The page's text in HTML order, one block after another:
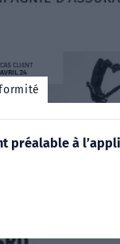
préalable à